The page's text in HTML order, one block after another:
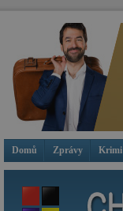
Domů Zprávy Krimi